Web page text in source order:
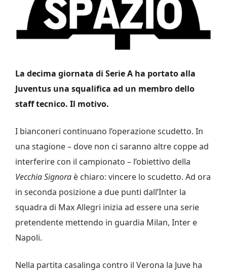
La decima giornata di Serie A ha portato alla
Juventus una squalifica ad un membro dello
staff tecnico. Il motivo.
I bianconeri continuano l’operazione scudetto. In
una stagione – dove non ci saranno altre coppe ad
interferire con il campionato – l’obiettivo della
Vecchia Signora è chiaro: vincere lo scudetto. Ad ora
in seconda posizione a due punti dall’Inter la
squadra di Max Allegri inizia ad essere una serie
pretendente mettendo in guardia Milan, Inter e
Napoli.
Nella partita casalinga contro il Verona la Juve ha